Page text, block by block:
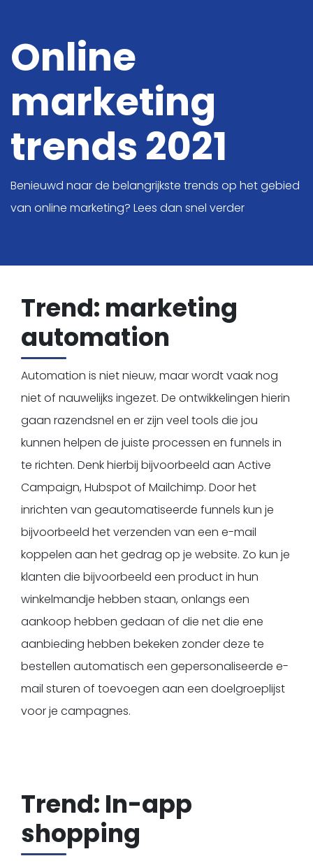
Digitale oplossingen
Online Marketing
Projecten
Kennis
Kopje koffie?
Online
marketing
trends 2021
Benieuwd naar de belangrijkste trends op het gebied
van online marketing? Lees dan snel verder
Trend: marketing
automation
Automation is niet nieuw, maar wordt vaak nog
niet of nauwelijks ingezet. De ontwikkelingen hierin
gaan razendsnel en er zijn veel tools die jou
kunnen helpen de juiste processen en funnels in
te richten. Denk hierbij bijvoorbeeld aan Active
Campaign, Hubspot of Mailchimp. Door het
inrichten van geautomatiseerde funnels kun je
bijvoorbeeld het verzenden van een e-mail
koppelen aan het gedrag op je website. Zo kun je
klanten die bijvoorbeeld een product in hun
winkelmandje hebben staan, onlangs een
aankoop hebben gedaan of die net die ene
aanbieding hebben bekeken zonder deze te
bestellen automatisch een gepersonaliseerde e-
mail sturen of toevoegen aan een doelgroeplijst
voor je campagnes.
Trend: In-app
shopping